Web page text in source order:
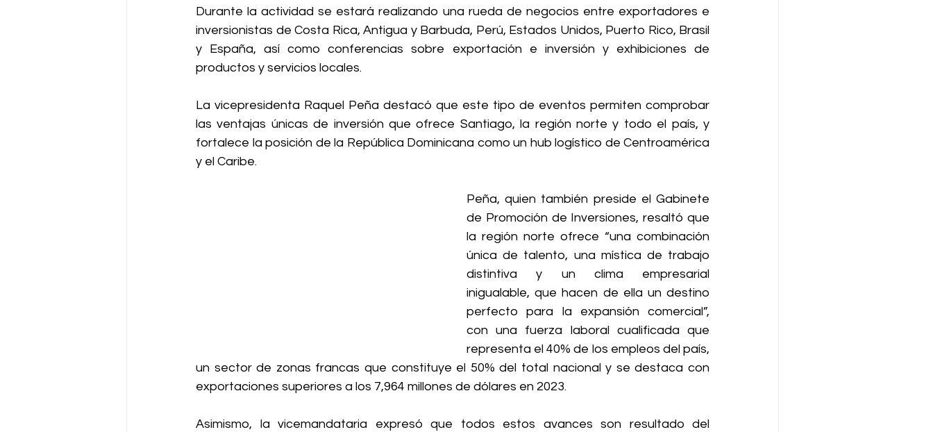
Durante la actividad se estará realizando una rueda de negocios entre exportadores e
inversionistas de Costa Rica, Antigua y Barbuda, Perú, Estados Unidos, Puerto Rico, Brasil
y España, así como conferencias sobre exportación e inversión y exhibiciones de
productos y servicios locales.
La vicepresidenta Raquel Peña destacó que este tipo de eventos permiten comprobar
las ventajas únicas de inversión que ofrece Santiago, la región norte y todo el país, y
fortalece la posición de la República Dominicana como un hub logístico de Centroamérica
y el Caribe.
Peña, quien también preside el Gabinete
de Promoción de Inversiones, resaltó que
la región norte ofrece “una combinación
única de talento, una mística de trabajo
distintiva y un clima empresarial
inigualable, que hacen de ella un destino
perfecto para la expansión comercial”,
con una fuerza laboral cualificada que
representa el 40% de los empleos del país,
un sector de zonas francas que constituye el 50% del total nacional y se destaca con
exportaciones superiores a los 7,964 millones de dólares en 2023.
Asimismo, la vicemandataria expresó que todos estos avances son resultado del